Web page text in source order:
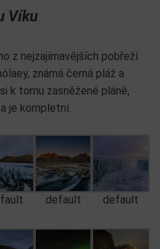
Víku
z nejzajímavějších pobřeží
známá černá pláž a
k tomu zasněžené pláně,
je kompletní.
default default